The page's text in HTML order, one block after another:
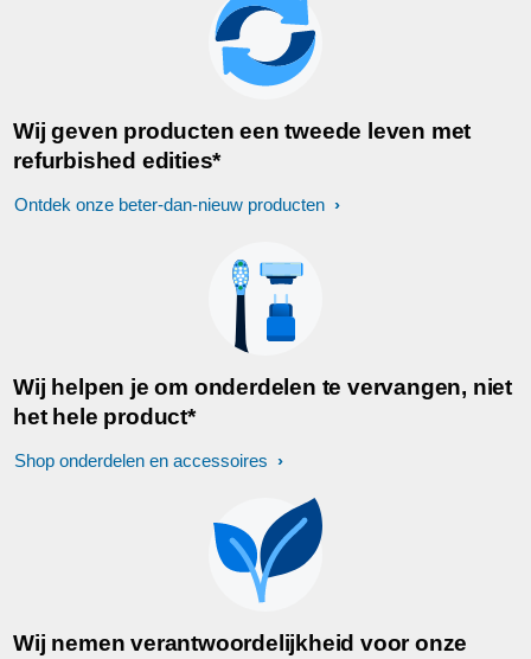
Wij geven producten een tweede leven met
refurbished edities*
Ontdek onze beter-dan-nieuw producten
Wij helpen je om onderdelen te vervangen, niet
het hele product*
Shop onderdelen en accessoires
Wij nemen verantwoordelijkheid voor onze